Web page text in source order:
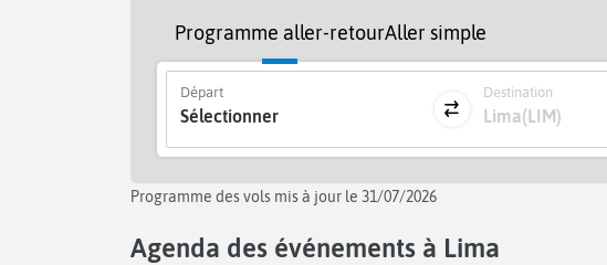
Programme aller-retourAller simple
Départ
Sélectionner
Destination
Lima(LIM)
Programme des vols mis à jour le 31/07/2026
Agenda des événements à Lima